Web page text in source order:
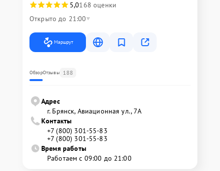
5,0168 оценки
Открыто до 21:00
Маршрут
ОбзорОтзывы 188
Адрес
г. Брянск, Авиационная ул., 7А
Контакты
+7 (800) 301-55-83
+7 (800) 301-55-83
Время работы
Работаем с 09:00 до 21:00